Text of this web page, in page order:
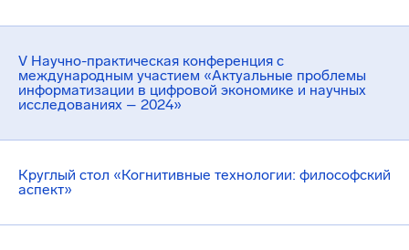
V Научно-практическая конференция с
международным участием «Актуальные проблемы
информатизации в цифровой экономике и научных
исследованиях – 2024»
Круглый стол «Когнитивные технологии: философский
аспект»